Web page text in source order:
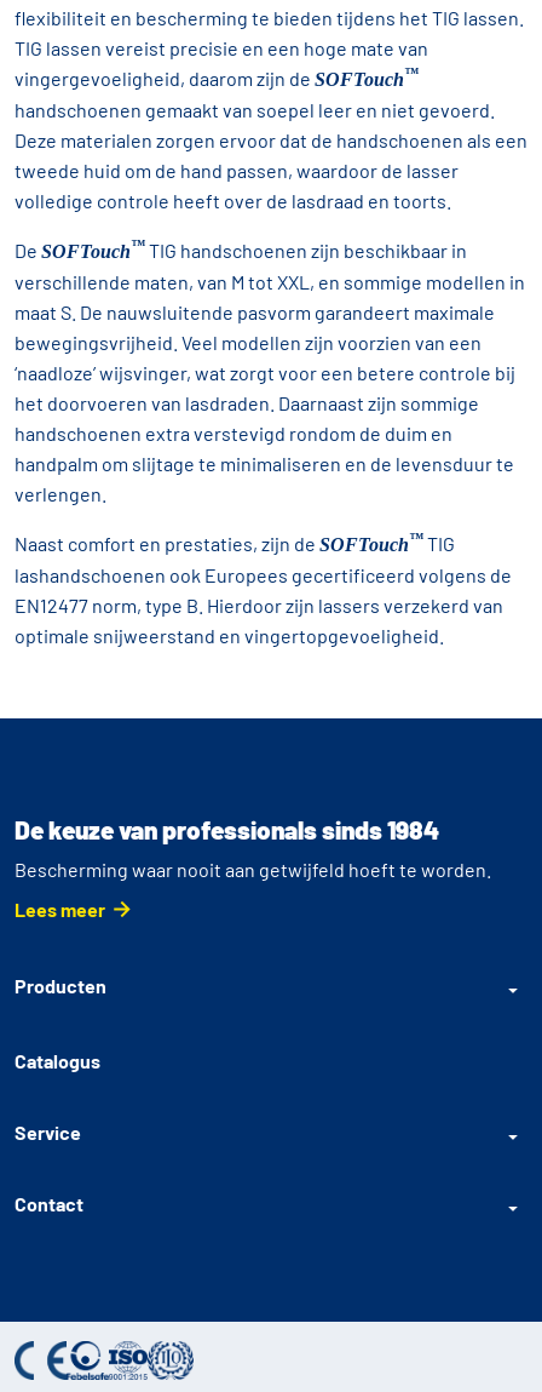
flexibiliteit en bescherming te bieden tijdens het TIG lassen.
TIG lassen vereist precisie en een hoge mate van
vingergevoeligheid, daarom zijn de SOFTouch™
handschoenen gemaakt van soepel leer en niet gevoerd.
Deze materialen zorgen ervoor dat de handschoenen als een
tweede huid om de hand passen, waardoor de lasser
volledige controle heeft over de lasdraad en toorts.
De SOFTouch™ TIG handschoenen zijn beschikbaar in
verschillende maten, van M tot XXL, en sommige modellen in
maat S. De nauwsluitende pasvorm garandeert maximale
bewegingsvrijheid. Veel modellen zijn voorzien van een
‘naadloze’ wijsvinger, wat zorgt voor een betere controle bij
het doorvoeren van lasdraden. Daarnaast zijn sommige
handschoenen extra verstevigd rondom de duim en
handpalm om slijtage te minimaliseren en de levensduur te
verlengen.
Naast comfort en prestaties, zijn de SOFTouch™ TIG
lashandschoenen ook Europees gecertificeerd volgens de
EN12477 norm, type B. Hierdoor zijn lassers verzekerd van
optimale snijweerstand en vingertopgevoeligheid.
De keuze van professionals sinds 1984
Bescherming waar nooit aan getwijfeld hoeft te worden.
Lees meer
Producten
Catalogus
Service
Contact